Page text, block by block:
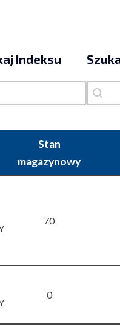
Indeksu
Indeksu
Indeksu Szukaj
Stan
magazynowy
70
0